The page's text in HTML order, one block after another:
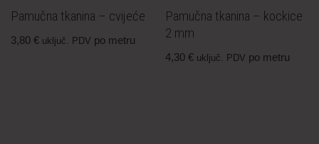
Pamučna tkanina – cvijeće
3,80 € uključ. PDV po metru
Pamučna tkanina – kockice
2 mm
4,30€ uključ. PDV po metru